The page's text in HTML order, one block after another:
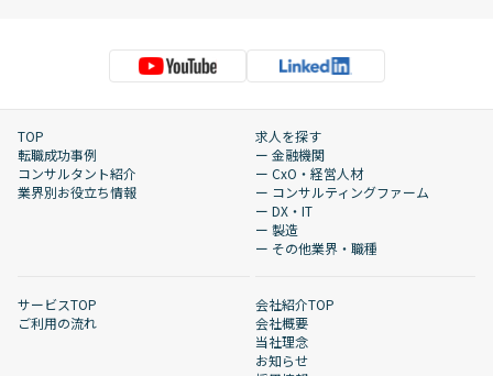
TOP
転職成功事例
コンサルタント紹介
業界別お役立ち情報
求人を探す
ー 金融機関
ー CxO・経営人材
ー コンサルティングファーム
ー DX・IT
ー 製造
ー その他業界・職種
サービスTOP
ご利用の流れ
会社紹介TOP
会社概要
当社理念
お知らせ